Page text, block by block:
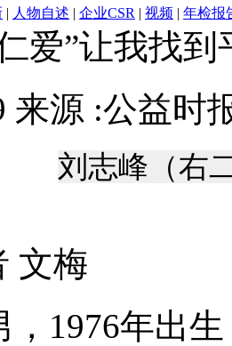
| 人物自述 | 企业CSR | 视频 | 年检报
爱”让我找到
来源 :公益时
刘志峰（右
文梅
，1976年出